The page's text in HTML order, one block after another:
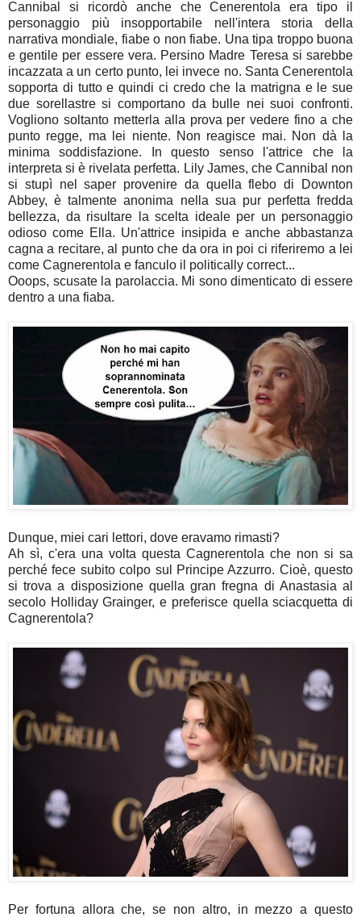
Cannibal si ricordò anche che Cenerentola era tipo il
personaggio più insopportabile nell'intera storia della
narrativa mondiale, fiabe o non fiabe. Una tipa troppo buona
e gentile per essere vera. Persino Madre Teresa si sarebbe
incazzata a un certo punto, lei invece no. Santa Cenerentola
sopporta di tutto e quindi ci credo che la matrigna e le sue
due sorellastre si comportano da bulle nei suoi confronti.
Vogliono soltanto metterla alla prova per vedere fino a che
punto regge, ma lei niente. Non reagisce mai. Non dà la
minima soddisfazione. In questo senso l'attrice che la
interpreta si è rivelata perfetta. Lily James, che Cannibal non
si stupì nel saper provenire da quella flebo di Downton
Abbey, è talmente anonima nella sua pur perfetta fredda
bellezza, da risultare la scelta ideale per un personaggio
odioso come Ella. Un'attrice insipida e anche abbastanza
cagna a recitare, al punto che da ora in poi ci riferiremo a lei
come Cagnerentola e fanculo il politically correct...
Ooops, scusate la parolaccia. Mi sono dimenticato di essere
dentro a una fiaba.
Dunque, miei cari lettori, dove eravamo rimasti?
Ah sì, c'era una volta questa Cagnerentola che non si sa
perché fece subito colpo sul Principe Azzurro. Cioè, questo
si trova a disposizione quella gran fregna di Anastasia al
secolo Holliday Grainger, e preferisce quella sciacquetta di
Cagnerentola?
Per fortuna allora che, se non altro, in mezzo a questo